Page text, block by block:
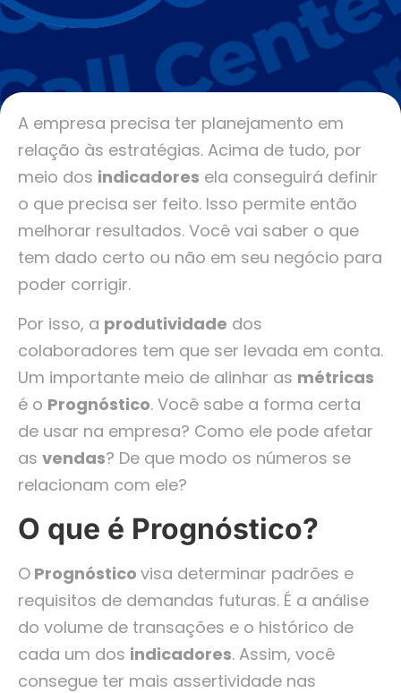
A empresa precisa ter planejamento em
relação às estratégias. Acima de tudo, por
meio dos indicadores ela conseguirá definir
o que precisa ser feito. Isso permite então
melhorar resultados. Você vai saber o que
tem dado certo ou não em seu negócio para
poder corrigir.
Por isso, a produtividade dos
colaboradores tem que ser levada em conta.
Um importante meio de alinhar as métricas
é o Prognóstico. Você sabe a forma certa
de usar na empresa? Como ele pode afetar
as vendas? De que modo os números se
relacionam com ele?
O que é Prognóstico?
O Prognóstico visa determinar padrões e
requisitos de demandas futuras. É a análise
do volume de transações e o histórico de
cada um dos indicadores. Assim, você
consegue ter mais assertividade nas